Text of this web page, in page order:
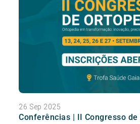
26 Sep 2025
Conferências | II Congresso de